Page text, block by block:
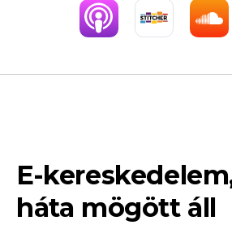
E-
háta mögött áll